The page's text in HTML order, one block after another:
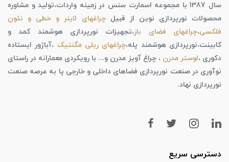
سال 1387 با مجموعه اسمارت سنس در زمینه واردات،تولید و مشاوره
محصولات نورپردازی نوین از قبیلچراغهای لاینر و خطی و نئون
فلکسی،چراغهای فضای باز،تجهیزات نورپردازی هوشمند کمد و
کابینت،نورپردازی هوشمند پله،چراغهای ریلی مگنتیک ،آباژور ایستاده
دکوری ،لوستر مدرن ، چراغ آویز مدرن و... با رویکردی معمارانه در راستای
نوآوری در صنعت نورپردازی فضاهای داخلی و خارجی پا به عرصه صنعت
نورپردازی نهاد.
دسترسی سریع